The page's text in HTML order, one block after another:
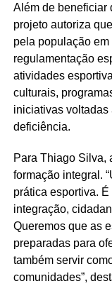
Além de beneficiar
projeto autoriza
pela população
regulamentação
atividades
culturais,
iniciativas voltadas
deficiência.
Para Thiago Silva,
formação integral.
prática esportiva.
integração,
Queremos que as
preparadas para
também servir
comunidades”,